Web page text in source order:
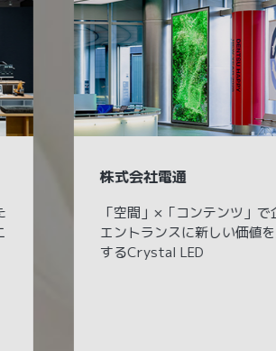
株式会社電通
「空間」×「コンテンツ」で
エントランスに新しい価値
するCrystal LED